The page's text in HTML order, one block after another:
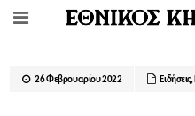
26 Φεβρουαρίου 2022 Ειδήσεις,